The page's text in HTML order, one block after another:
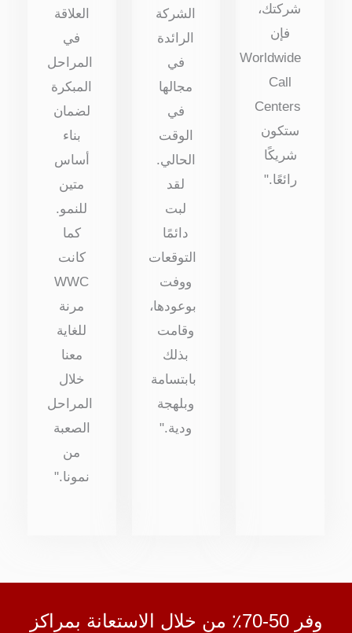
شركتك،
فإن
Worldwide
Call
Centers
ستكون
شريكًا
رائعًا."
الشركة
الرائدة
في
مجالها
في
الوقت
الحالي.
لقد
لبت
دائمًا
التوقعات
ووفت
بوعودها،
وقامت
بذلك
بابتسامة
وبلهجة
ودية."
العلاقة
في
المراحل
المبكرة
لضمان
بناء
أساس
متين
للنمو.
كما
كانت
WWC
مرنة
للغاية
معنا
خلال
المراحل
الصعبة
من
نمونا."
وفر 50-70٪ من خلال الاستعانة بمراكز